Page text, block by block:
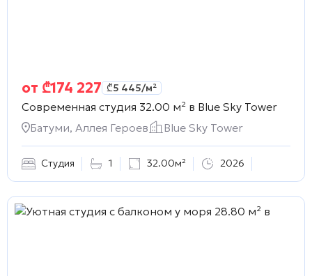
от ₾174 227 ₾5 445/м²
Современная студия 32.00 м² в Blue Sky Tower
Батуми, Аллея Героев
Blue Sky Tower
Студия 1 32.00м² 2026